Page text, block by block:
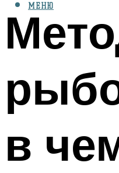
МЕНЮ
в